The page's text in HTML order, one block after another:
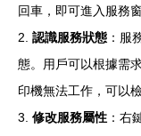
回車，即可進入服務窗
2. 認識服務狀態 ：服
態。用戶可以根據需
印機無法工作，可以
3. 修改服務屬性 ：右